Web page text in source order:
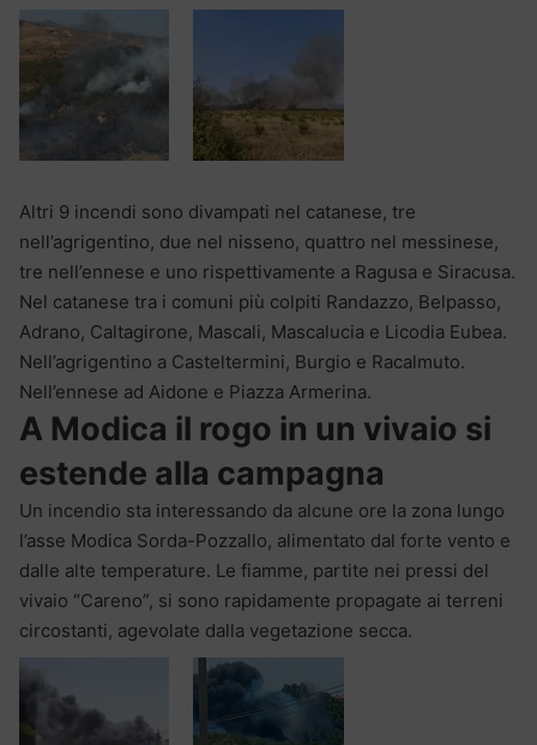
Altri 9 incendi sono divampati nel catanese, tre
nell’agrigentino, due nel nisseno, quattro nel messinese,
tre nell’ennese e uno rispettivamente a Ragusa e Siracusa.
Nel catanese tra i comuni più colpiti Randazzo, Belpasso,
Adrano, Caltagirone, Mascali, Mascalucia e Licodia Eubea.
Nell’agrigentino a Casteltermini, Burgio e Racalmuto.
Nell’ennese ad Aidone e Piazza Armerina.
A Modica il rogo in un vivaio si
estende alla campagna
Un incendio sta interessando da alcune ore la zona lungo
l’asse Modica Sorda-Pozzallo, alimentato dal forte vento e
dalle alte temperature. Le fiamme, partite nei pressi del
vivaio “Careno”, si sono rapidamente propagate ai terreni
circostanti, agevolate dalla vegetazione secca.